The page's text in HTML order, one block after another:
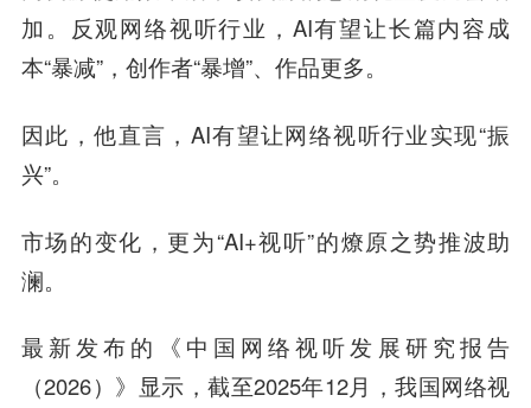
加。反观网络视听行业，AI有望让长篇内容成
本“暴减”，创作者“暴增”、作品更多。
因此，他直言，AI有望让网络视听行业实现“振
兴”。
市场的变化，更为“AI+视听”的燎原之势推波助
澜。
最新发布的《中国网络视听发展研究报告
（2026）》显示，截至2025年12月，我国网络视